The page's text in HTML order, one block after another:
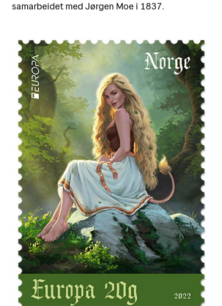
samarbeidet med Jørgen Moe i 1837.